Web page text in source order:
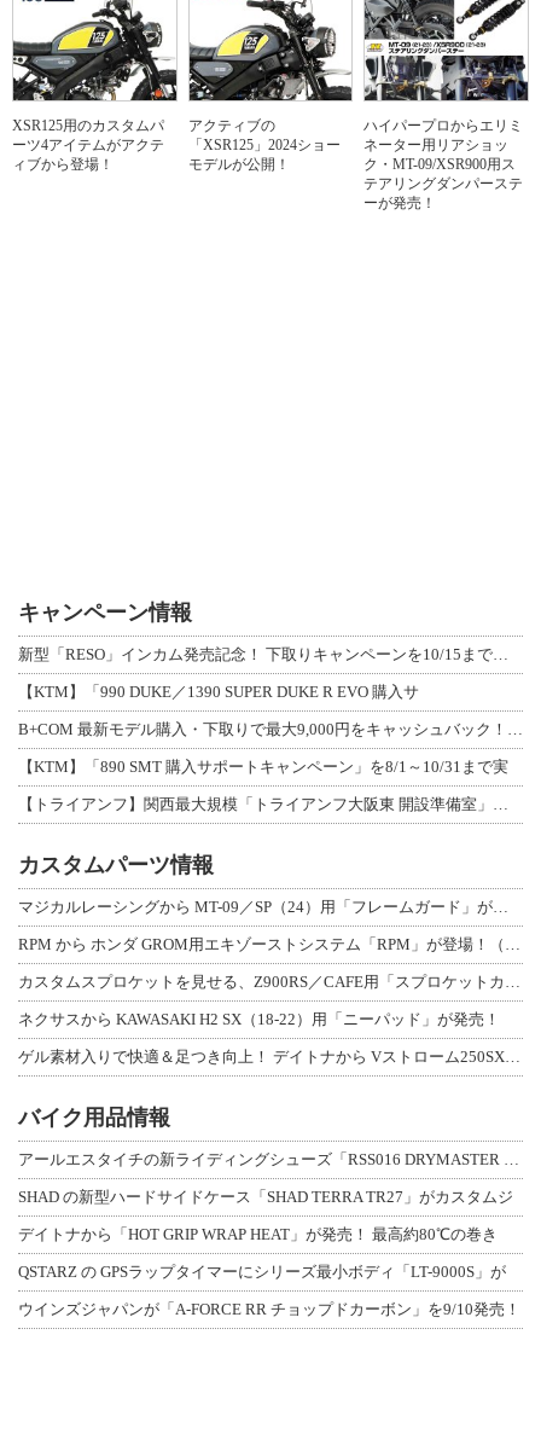
XSR125用のカスタムパ
ーツ4アイテムがアクテ
ィブから登場！
アクティブの
「XSR125」2024ショー
モデルが公開！
ハイパープロからエリミ
ネーター用リアショッ
ク・MT-09/XSR900用ス
テアリングダンパーステ
ーが発売！
キャンペーン情報
新型「RESO」インカム発売記念！ 下取りキャンペーンを10/15まで延長して開
【KTM】「990 DUKE／1390 SUPER DUKE R EVO 購入サ
B+COM 最新モデル購入・下取りで最大9,000円をキャッシュバック！「B+F
【KTM】「890 SMT 購入サポートキャンペーン」を8/1～10/31まで実
【トライアンフ】関西最大規模「トライアンフ大阪東 開設準備室」がオープン！ 限定
カスタムパーツ情報
マジカルレーシングから MT-09／SP（24）用「フレームガード」が登場！
RPM から ホンダ GROM用エキゾーストシステム「RPM」が登場！（動画あり
カスタムスプロケットを見せる、Z900RS／CAFE用「スプロケットカバーフルキ
ネクサスから KAWASAKI H2 SX（18-22）用「ニーパッド」が発売！
ゲル素材入りで快適＆足つき向上！ デイトナから Vストローム250SX用「快適ロ
バイク用品情報
アールエスタイチの新ライディングシューズ「RSS016 DRYMASTER スト
SHAD の新型ハードサイドケース「SHAD TERRA TR27」がカスタムジ
デイトナから「HOT GRIP WRAP HEAT」が発売！ 最高約80℃の巻き
QSTARZ の GPSラップタイマーにシリーズ最小ボディ「LT-9000S」が
ウインズジャパンが「A-FORCE RR チョップドカーボン」を9/10発売！